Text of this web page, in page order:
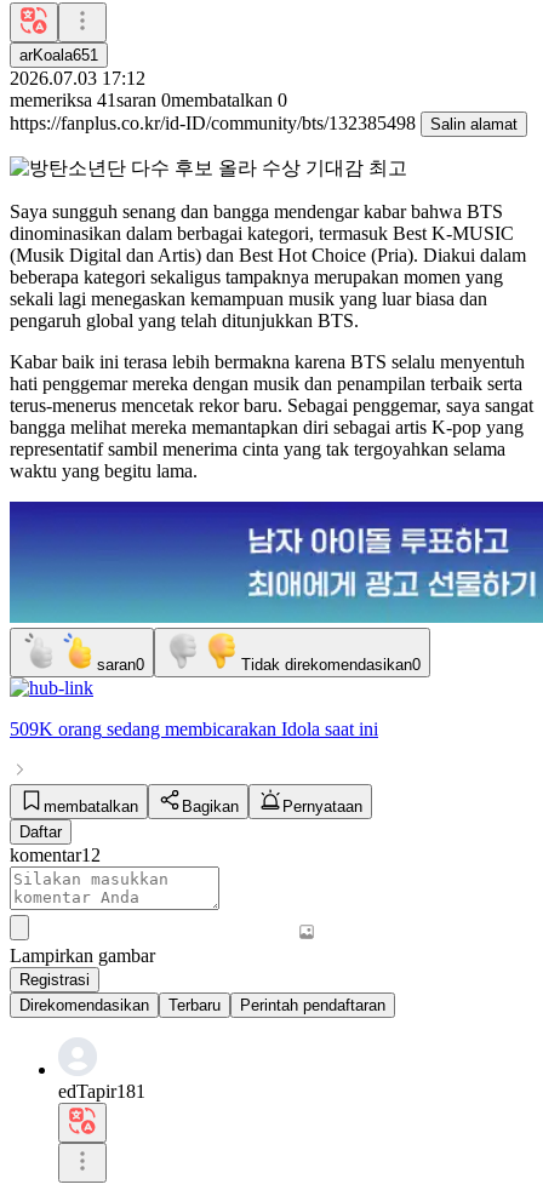
arKoala651
2026.07.03 17:12
memeriksa 41saran 0membatalkan 0
https://fanplus.co.kr/id-ID/community/bts/132385498
Salin alamat
Saya sungguh senang dan bangga mendengar kabar bahwa BTS
dinominasikan dalam berbagai kategori, termasuk Best K-MUSIC
(Musik Digital dan Artis) dan Best Hot Choice (Pria). Diakui dalam
beberapa kategori sekaligus tampaknya merupakan momen yang
sekali lagi menegaskan kemampuan musik yang luar biasa dan
pengaruh global yang telah ditunjukkan BTS.
Kabar baik ini terasa lebih bermakna karena BTS selalu menyentuh
hati penggemar mereka dengan musik dan penampilan terbaik serta
terus-menerus mencetak rekor baru. Sebagai penggemar, saya sangat
bangga melihat mereka memantapkan diri sebagai artis K-pop yang
representatif sambil menerima cinta yang tak tergoyahkan selama
waktu yang begitu lama.
saran0 Tidak direkomendasikan0
509K orang sedang membicarakan Idola saat ini
membatalkan Bagikan
Pernyataan
Daftar
komentar12
Lampirkan gambar
Registrasi
Direkomendasikan
Terbaru Perintah pendaftaran
edTapir181